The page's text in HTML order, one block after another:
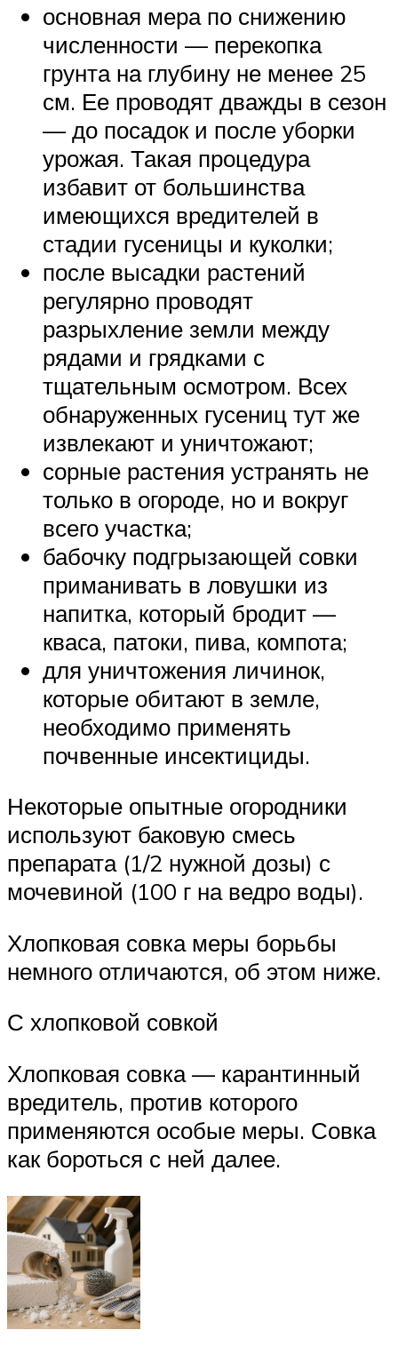
основная мера по снижению
численности — перекопка
грунта на глубину не менее 25
см. Ее проводят дважды в сезон
— до посадок и после уборки
урожая. Такая процедура
избавит от большинства
имеющихся вредителей в
стадии гусеницы и куколки;
после высадки растений
регулярно проводят
разрыхление земли между
рядами и грядками с
тщательным осмотром. Всех
обнаруженных гусениц тут же
извлекают и уничтожают;
сорные растения устранять не
только в огороде, но и вокруг
всего участка;
бабочку подгрызающей совки
приманивать в ловушки из
напитка, который бродит —
кваса, патоки, пива, компота;
для уничтожения личинок,
которые обитают в земле,
необходимо применять
почвенные инсектициды.
Некоторые опытные огородники
используют баковую смесь
препарата (1/2 нужной дозы) с
мочевиной (100 г на ведро воды).
Хлопковая совка меры борьбы
немного отличаются, об этом ниже.
С хлопковой совкой
Хлопковая совка — карантинный
вредитель, против которого
применяются особые меры. Совка
как бороться с ней далее.